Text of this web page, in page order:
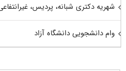
شهریه دکتری شبانه، پردیس،
وام دانشجویی دانشگاه آزاد